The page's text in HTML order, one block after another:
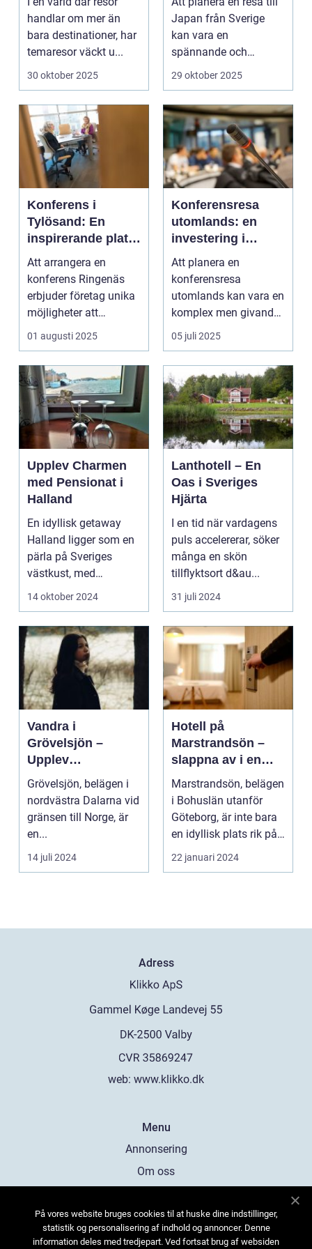
handlar om mer än
bara destinationer, har
temaresor väckt u...
30 oktober 2025
Japan från Sverige
kan vara en
spännande och
överväldi...
29 oktober 2025
Konferens i
Tylösand: En
inspirerande plats
för din nästa
företagssammank
omst
Att arrangera en
konferens Ringenäs
erbjuder företag unika
möjligheter att
kombinera ...
01 augusti 2025
Konferensresa
utomlands: en
investering i
kunskap och
nätverk
Att planera en
konferensresa
utomlands kan vara en
komplex men givande
upplevelse som
öppnar up...
05 juli 2025
Upplev Charmen
med Pensionat i
Halland
En idyllisk getaway
Halland ligger som en
pärla på Sveriges
västkust, med
fantastis...
14 oktober 2024
Lanthotell – En
Oas i Sveriges
Hjärta
I en tid när vardagens
puls accelererar, söker
många en skön
tillflyktsort d&au...
31 juli 2024
Vandra i
Grövelsjön –
Upplev
spektakulär natur
och
vildmarksupplevel
ser på nära håll
Grövelsjön, belägen i
nordvästra Dalarna vid
gränsen till Norge, är
en...
14 juli 2024
Hotell på
Marstrandsön –
slappna av i en
oas vid havet
Marstrandsön, belägen
i Bohuslän utanför
Göteborg, är inte bara
en idyllisk plats rik på
historia oc...
22 januari 2024
Adress
web: www.klikko.dk
Menu
Annonsering
Om oss
Kontakta oss
Sitemap
På vores website bruges cookies til at huske dine indstillinger,
statistik og personalisering af indhold og annoncer. Denne
information deles med tredjepart. Ved fortsat brug af websiden